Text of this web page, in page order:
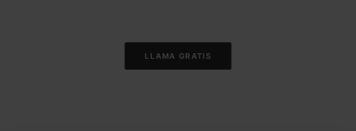
LLAMA GRATIS